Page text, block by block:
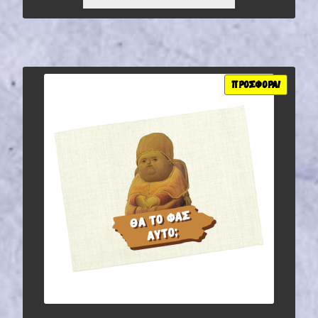
5,20 €. ΕΊΝΑΙ:
ΠΡΟΣΦΟΡΆ!